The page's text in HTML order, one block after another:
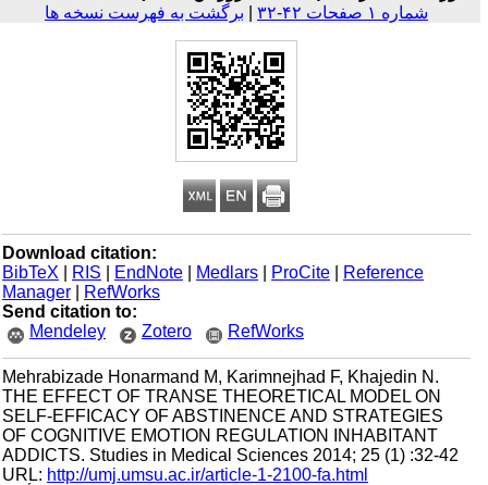
شماره ۱ صفحات ۴۲-۳۲
| برگشت به فهرست نسخه ها
Download citation:
BibTeX
| RIS |EndNote |Medlars |ProCite |Reference
Manager
|RefWorks
Send citation to:
Mendeley
Zotero RefWorks
Mehrabizade Honarmand M, Karimnejhad F, Khajedin N.
THE EFFECT OF TRANSE THEORETICAL MODEL ON
SELF-EFFICACY OF ABSTINENCE AND STRATEGIES
OF COGNITIVE EMOTION REGULATION INHABITANT
ADDICTS. Studies in Medical Sciences 2014; 25 (1) :32-42
URL:http://umj.umsu.ac.ir/article-1-2100-fa.html